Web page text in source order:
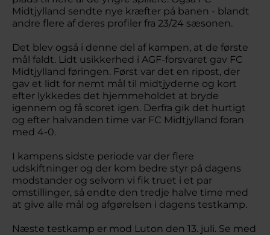
Midtjylland sendte nye kræfter på banen - blandt
andre flere af deres profiler fra 23/24 sæsonen.
Det blev også i denne del af kampen, at de første
mål faldt. Lidt usikkerhed i AGF-forsvaret gav FC
Midtjylland føringen. Først var det en ripost, der
gav et lidt for nemt mål til midtjyderne og kort
efter lykkedes det hjemmeholdet at bryde
igennem og få scoret igen. Derfra gik det hurtigt
og efter halvanden time var FC Midtjylland foran
med 4-0.
I kampens sidste periode var der flere
udskiftninger og der kom bedre styr på dagens
modstander og selvom vi fik truet i et par
omstillinger, så endte den tredje halve time med
at give alle mål og afgørelsen i dagens testkamp.
Næste testkamp er mod Luton den 13. juli. Se med